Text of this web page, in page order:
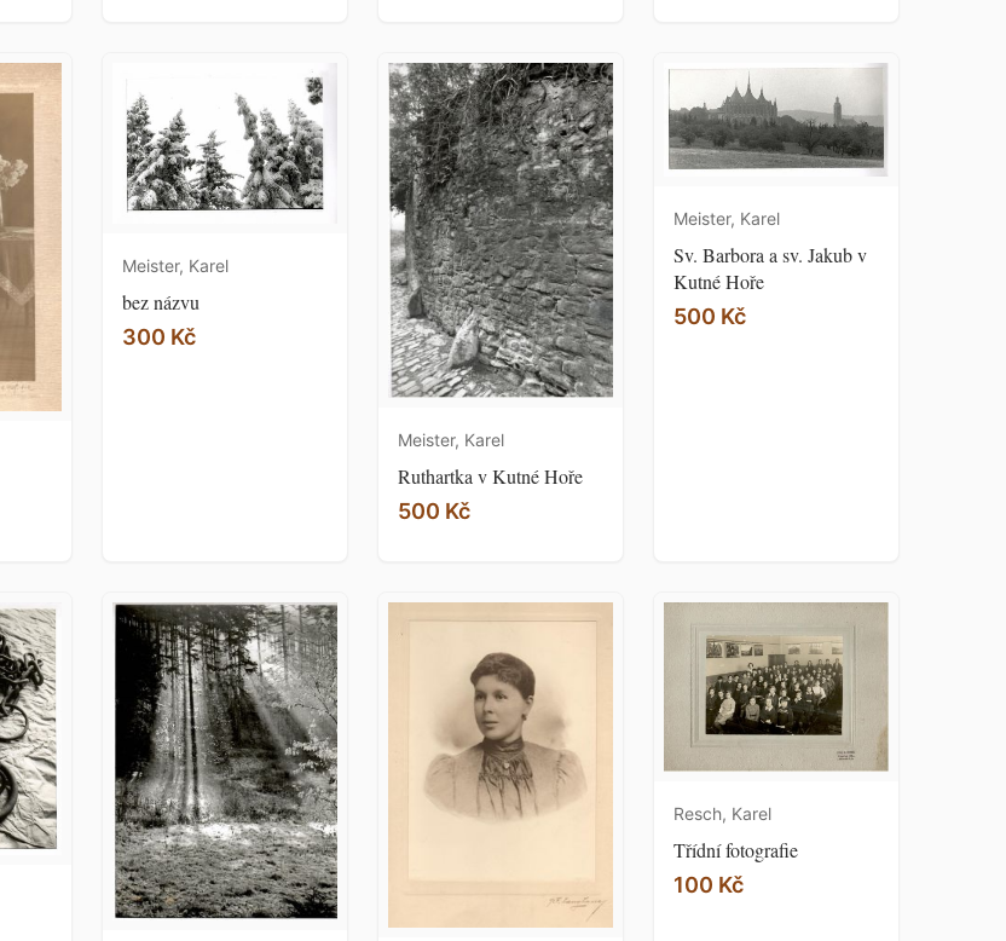
Meister, Karel
bez názvu
300 Kč
Meister, Karel
Ruthartka v Kutné Hoře
500 Kč
Meister, Karel
Sv. Barbora a sv. Jakub v
Kutné Hoře
500 Kč
Resch, Karel
Třídní fotografie
100 Kč